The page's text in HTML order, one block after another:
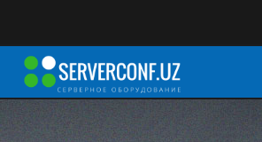
Telegram:@serverconf_uz
Тел: (90) 932-18-00